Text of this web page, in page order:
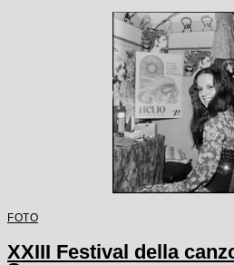
FOTO
XXIII Festival della